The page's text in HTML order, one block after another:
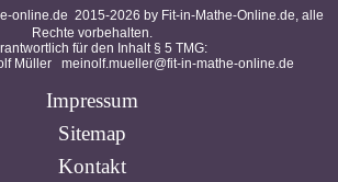
2015-2026 by Fit-in-Mathe-Online.de, alle
Rechte vorbehalten.
für den Inhalt § 5 TMG:
Müller meinolf.mueller@fit-in-mathe-online.de
Impressum
Sitemap
Kontakt